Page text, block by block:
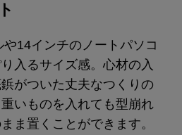
14インチのノートパソコ
入るサイズ感。心材の入
がついた丈夫なつくりの
いものを入れても型崩れ
ま置くことができます。